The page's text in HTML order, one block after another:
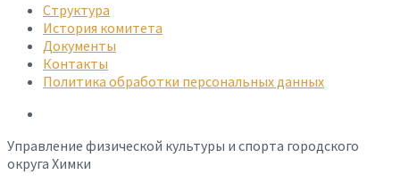
Структура
История комитета
Документы
Контакты
Политика обработки персональных данных
Управление физической культуры и спорта городского
округа Химки